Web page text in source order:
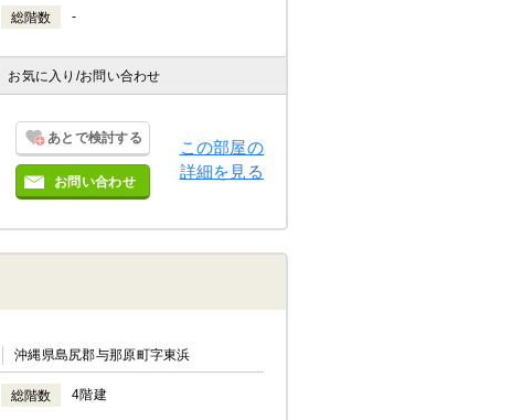
総階数 -
お気に入り /お問い合わせ
あとで検討する
お問い合わせ
この部屋の
詳細を見る
沖縄県島尻郡与那原町字東浜
総階数 4階建